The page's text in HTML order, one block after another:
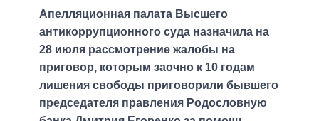
Апелляционная палата Высшего
антикоррупционного суда назначила на
28 июля рассмотрение жалобы на
приговор, которым заочно к 10 годам
лишения свободы приговорили бывшего
председателя правления Родословную